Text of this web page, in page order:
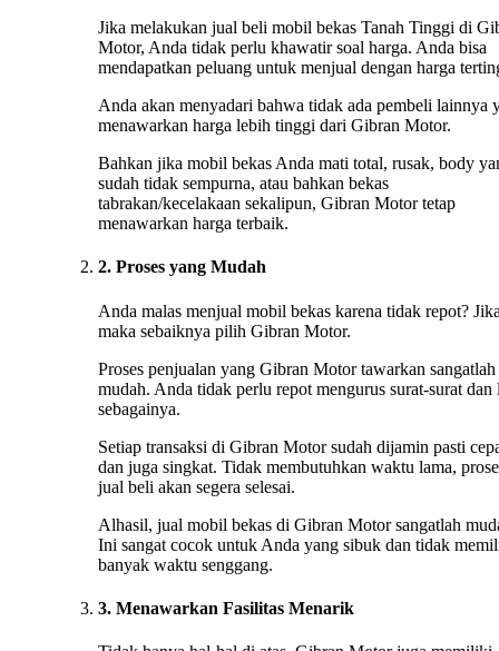
Jika melakukan jual beli mobil bekas Tanah Tinggi di
Motor, Anda tidak perlu khawatir soal harga. Anda bisa
mendapatkan peluang untuk menjual dengan harga
Anda akan menyadari bahwa tidak ada pembeli lainnya
menawarkan harga lebih tinggi dari Gibran Motor.
Bahkan jika mobil bekas Anda mati total, rusak, body
sudah tidak sempurna, atau bahkan bekas
tabrakan/kecelakaan sekalipun, Gibran Motor tetap
menawarkan harga terbaik.
2. Proses yang Mudah
Anda malas menjual mobil bekas karena tidak repot?
maka sebaiknya pilih Gibran Motor.
Proses penjualan yang Gibran Motor tawarkan sangatlah
mudah. Anda tidak perlu repot mengurus surat-surat dan
sebagainya.
Setiap transaksi di Gibran Motor sudah dijamin pasti
dan juga singkat. Tidak membutuhkan waktu lama,
jual beli akan segera selesai.
Alhasil, jual mobil bekas di Gibran Motor sangatlah
Ini sangat cocok untuk Anda yang sibuk dan tidak
banyak waktu senggang.
3. Menawarkan Fasilitas Menarik